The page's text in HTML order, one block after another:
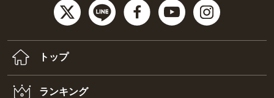
トップ
ランキング